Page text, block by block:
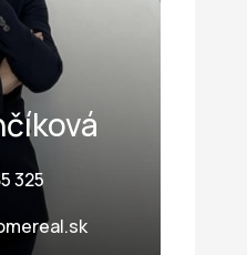
325